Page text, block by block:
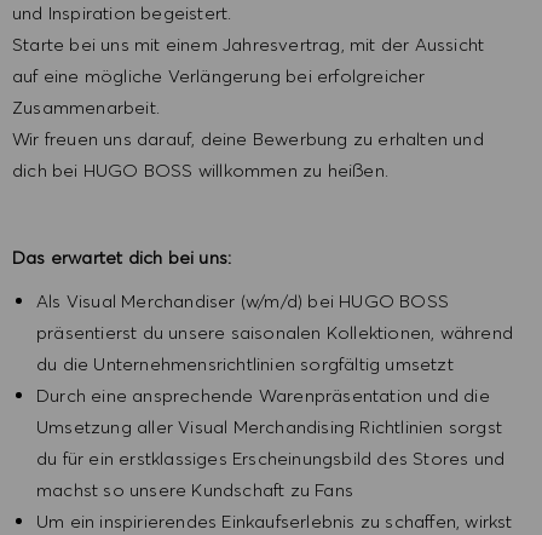
und Inspiration begeistert.
Starte bei uns mit einem Jahresvertrag, mit der Aussicht
auf eine mögliche Verlängerung bei erfolgreicher
Zusammenarbeit.
Wir freuen uns darauf, deine Bewerbung zu erhalten und
dich bei HUGO BOSS willkommen zu heißen.
Das erwartet dich bei uns:
Als Visual Merchandiser (w/m/d) bei HUGO BOSS
präsentierst du unsere saisonalen Kollektionen, während
du die Unternehmensrichtlinien sorgfältig umsetzt
Durch eine ansprechende Warenpräsentation und die
Umsetzung aller Visual Merchandising Richtlinien sorgst
du für ein erstklassiges Erscheinungsbild des Stores und
machst so unsere Kundschaft zu Fans
Um ein inspirierendes Einkaufserlebnis zu schaffen, wirkst